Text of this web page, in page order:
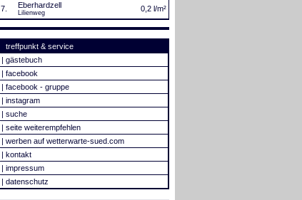
7. Eberhardzell
Lilienweg 0,2 l/m²
treffpunkt & service
| gästebuch
| facebook
| facebook - gruppe
| instagram
| suche
| seite weiterempfehlen
| werben auf wetterwarte-sued.com
| kontakt
| impressum
| datenschutz